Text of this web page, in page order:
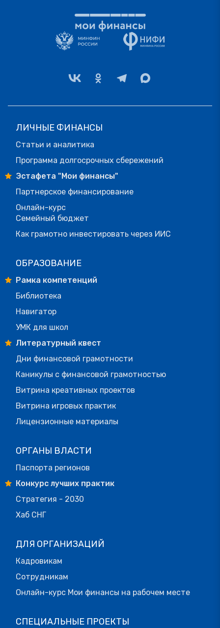
ЛИЧНЫЕ ФИНАНСЫ
Статьи и аналитика
Программа долгосрочных сбережений
Эстафета "Мои финансы"
Партнерское финансирование
Онлайн-курс
Семейный бюджет
Как грамотно инвестировать через ИИС
ОБРАЗОВАНИЕ
Рамка компетенций
Библиотека
Навигатор
УМК для школ
Литературный квест
Дни финансовой грамотности
Каникулы с финансовой грамотностью
Витрина креативных проектов
Витрина игровых практик
Лицензионные материалы
ОРГАНЫ ВЛАСТИ
Паспорта регионов
Конкурс лучших практик
Стратегия - 2030
Хаб СНГ
ДЛЯ ОРГАНИЗАЦИЙ
Кадровикам
Сотрудникам
Онлайн-курс Мои финансы на рабочем месте
СПЕЦИАЛЬНЫЕ ПРОЕКТЫ